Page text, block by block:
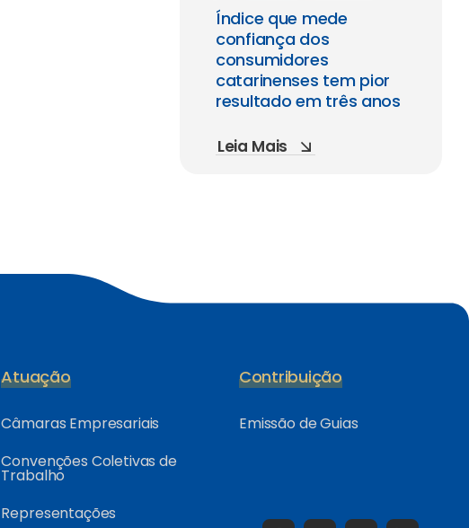
Índice que mede
confiança dos
consumidores
catarinenses tem pior
resultado em três anos
Leia Mais
Atuação
Câmaras Empresariais
Convenções Coletivas de
Trabalho
Representações
Contribuição
Emissão de Guias